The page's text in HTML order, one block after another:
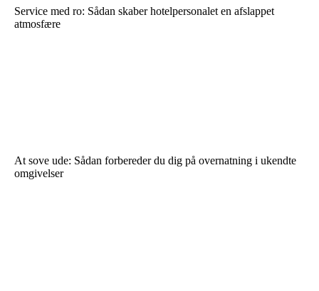
Service med ro: Sådan skaber hotelpersonalet en afslappet
atmosfære
At sove ude: Sådan forbereder du dig på overnatning i ukendte
omgivelser